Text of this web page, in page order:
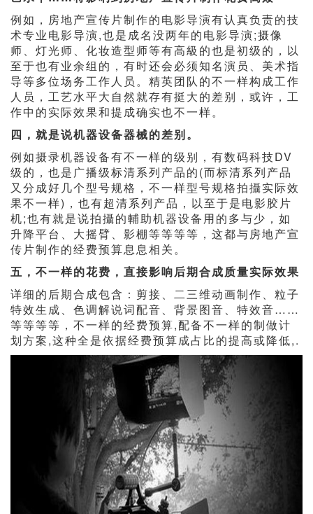
例如，房地产宣传片制作的电影导演有认真负责的技
术专业电影导演,也是成名没两年的电影导演;摄像
师、灯光师、化妆造型师等有高級的也是初级的，以
至于也有业余组的，有时还会必须知名演员、美术指
导等多位场务工作人员。精英团队的不一样构成工作
人员，工艺水平大自然就存有挺大的差别，或许，工
作中的实际效果和提成确实也不一样。
四，就是说机器设备器械的差别。
例如摄录机器设备有不一样的级别，有数码科技DV
级的，也是广播级标清系列产品的(而标清系列产品
又分成好几个型号规格，不一样型号规格拍攝实际效
果不一样)，也有超清系列产品，以至于是电影胶片
机;也有就是说拍攝的輔助机器设备用的多与少，如
升降平台、大摇臂、影棚等等等等，这都与房地产宣
传片制作的经费预算息息相关。
五，不一样的花费，直接影响后期合成质量实际效果
详细的后期合成包含：剪接、二三维动画制作、粒子
特效生成、色调解说词配音、背景图音、特效音……
等等等等，不一样的经费预算,配备不一样的制做计
划方案,这种全是依据经费预算成占比的提高或降低,.